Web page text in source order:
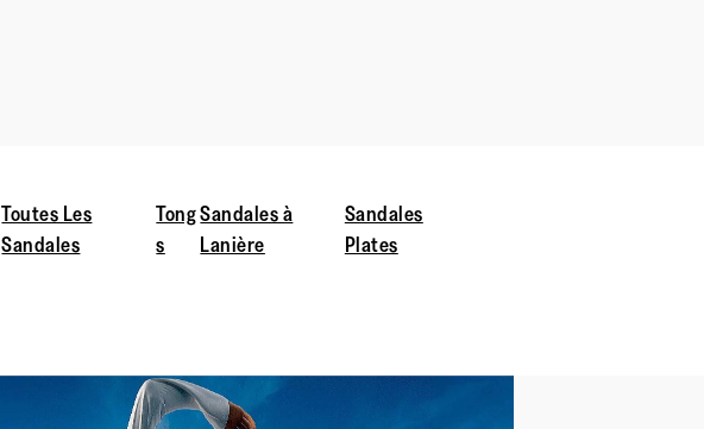
Toutes Les
Sandales
Tong
s
Sandales à
Lanière
Sandales
Plates